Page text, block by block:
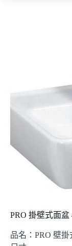
PRO 掛壁式面盆
品名：PRO 壁掛